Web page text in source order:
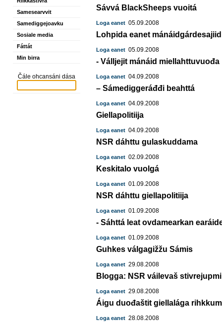
Samesearvvit
Samediggejoavku
Sosiale media
Fáttát
Min birra
Čále ohcansáni dása
Sávvá BlackSheeps vuoitá
Loga eanet 05.09.2008
Lohpida eanet mánáidgárdesajiid
Loga eanet 05.09.2008
- Válljejit mánáid miellahttuvuođa
Loga eanet 04.09.2008
– Sámediggeráđđi beahttá
Loga eanet 04.09.2008
Giellapolitiija
Loga eanet 04.09.2008
NSR dáhttu gulaskuddama
Loga eanet 02.09.2008
Keskitalo vuolgá
Loga eanet 01.09.2008
NSR dáhttu giellapolitiija
Loga eanet 01.09.2008
- Sáhttá leat ovdamearkan
Loga eanet 01.09.2008
Guhkes válgagižžu Sámis
Loga eanet 29.08.2008
Blogga: NSR váilevaš
Loga eanet 29.08.2008
Áigu duođaštit giellalága
Loga eanet 28.08.2008